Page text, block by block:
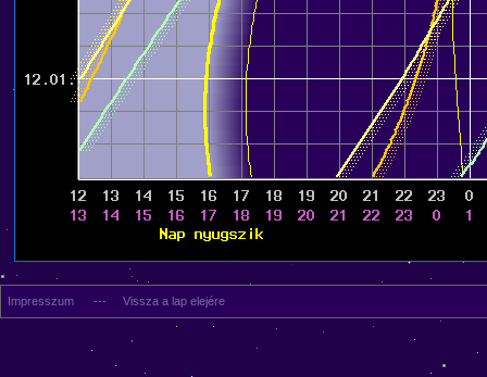
Impresszum --- Vissza a lap elejére